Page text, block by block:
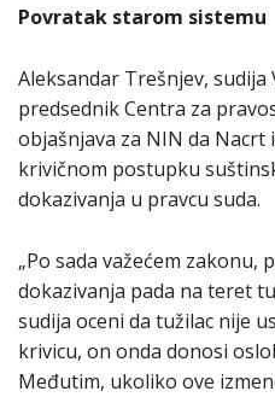
Povratak starom sistemu
Aleksandar Trešnjev, sudija
predsednik Centra za
objašnjava za NIN da Nacrt
krivičnom postupku
dokazivanja u pravcu suda.
„Po sada važećem zakonu,
dokazivanja pada na teret
sudija oceni da tužilac nije
krivicu, on onda donosi
Međutim, ukoliko ove